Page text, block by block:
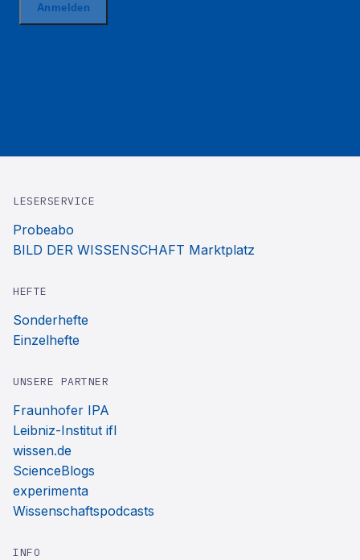
LESERSERVICE
Probeabo
BILD DER WISSENSCHAFT Marktplatz
HEFTE
Sonderhefte
Einzelhefte
UNSERE PARTNER
Fraunhofer IPA
Leibniz-Institut ifl
wissen.de
ScienceBlogs
experimenta
Wissenschaftspodcasts
INFO